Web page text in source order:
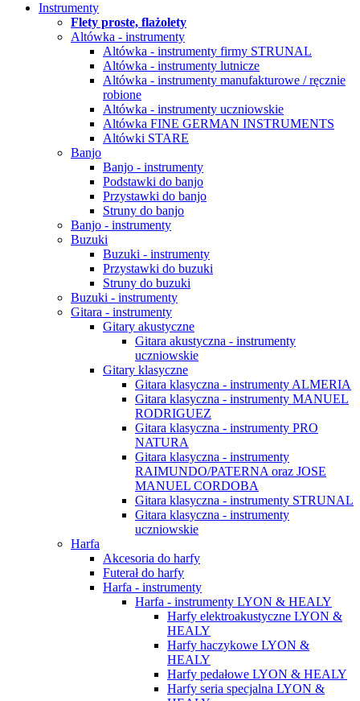
Instrumenty
Flety proste, flażolety
Altówka - instrumenty
Altówka - instrumenty firmy STRUNAL
Altówka - instrumenty lutnicze
Altówka - instrumenty manufakturowe / ręcznie
robione
Altówka - instrumenty uczniowskie
Altówka FINE GERMAN INSTRUMENTS
Altówki STARE
Banjo
Banjo - instrumenty
Podstawki do banjo
Przystawki do banjo
Struny do banjo
Banjo - instrumenty
Buzuki
Buzuki - instrumenty
Przystawki do buzuki
Struny do buzuki
Buzuki - instrumenty
Gitara - instrumenty
Gitary akustyczne
Gitara akustyczna - instrumenty
uczniowskie
Gitary klasyczne
Gitara klasyczna - instrumenty ALMERIA
Gitara klasyczna - instrumenty MANUEL
RODRIGUEZ
Gitara klasyczna - instrumenty PRO
NATURA
Gitara klasyczna - instrumenty
RAIMUNDO/PATERNA oraz JOSE
MANUEL CORDOBA
Gitara klasyczna - instrumenty STRUNAL
Gitara klasyczna - instrumenty
uczniowskie
Harfa
Akcesoria do harfy
Futerał do harfy
Harfa - instrumenty
Harfa - instrumenty LYON & HEALY
Harfy elektroakustyczne LYON &
HEALY
Harfy haczykowe LYON &
HEALY
Harfy pedałowe LYON & HEALY
Harfy seria specjalna LYON &